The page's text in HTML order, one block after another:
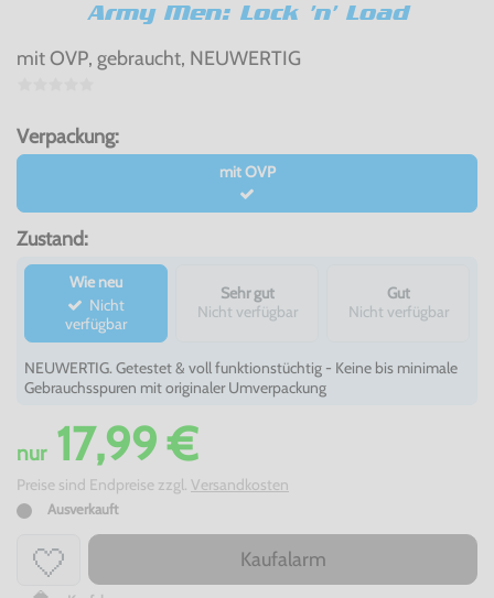
Army Men: Lock 'n' Load
mit OVP, gebraucht, NEUWERTIG
Verpackung:
mit OVP
Zustand:
Wie neu
verfügbar
Sehr gut
Nicht verfügbar
Gut
Nicht verfügbar
NEUWERTIG. Getestet & voll funktionstüchtig - Keine bis minimale
Gebrauchsspuren mit originaler Umverpackung
nur17,99 €
Preise sind Endpreise zzgl. Versandkosten
Ausverkauft
Kaufalarm